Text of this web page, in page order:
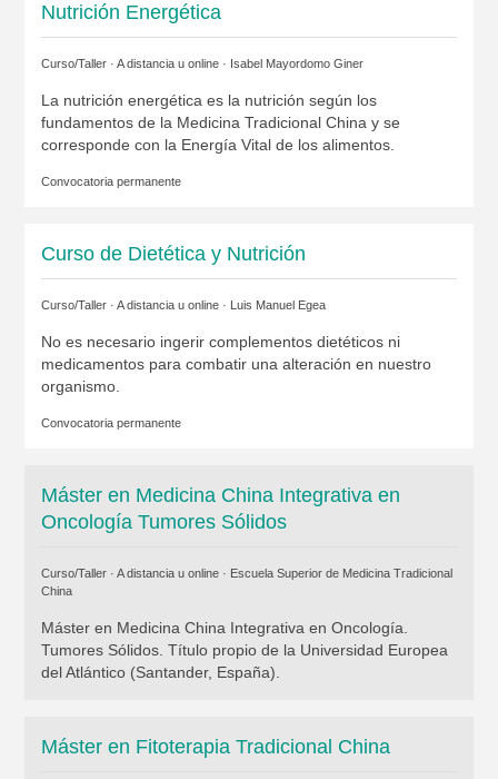
Nutrición Energética
Curso/Taller · A distancia u online · Isabel Mayordomo Giner
La nutrición energética es la nutrición según los
fundamentos de la Medicina Tradicional China y se
corresponde con la Energía Vital de los alimentos.
Convocatoria permanente
Curso de Dietética y Nutrición
Curso/Taller · A distancia u online · Luis Manuel Egea
No es necesario ingerir complementos dietéticos ni
medicamentos para combatir una alteración en nuestro
organismo.
Convocatoria permanente
Máster en Medicina China Integrativa en
Oncología Tumores Sólidos
Curso/Taller · A distancia u online · Escuela Superior de Medicina Tradicional
China
Máster en Medicina China Integrativa en Oncología.
Tumores Sólidos. Título propio de la Universidad Europea
del Atlántico (Santander, España).
Máster en Fitoterapia Tradicional China